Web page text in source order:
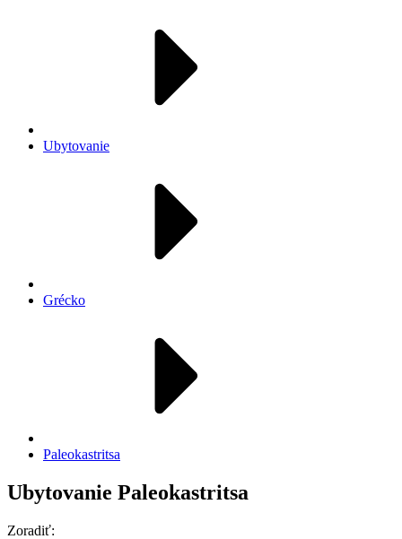
Ubytovanie
Grécko
Paleokastritsa
Ubytovanie Paleokastritsa
Zoradiť: